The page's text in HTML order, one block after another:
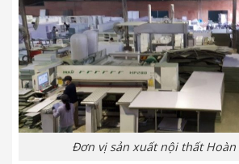
Đơn vị sản xuất nội thất Hoàn